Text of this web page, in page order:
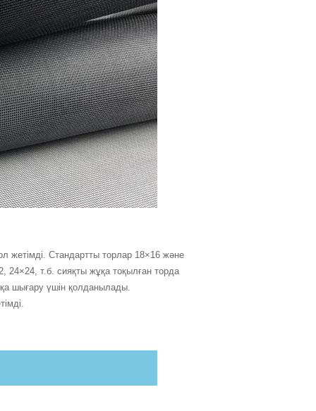
жетімді. Стандартты торлар 18×16 және
т.б. сияқты жұқа тоқылған торда
шығару үшін қолданылады.